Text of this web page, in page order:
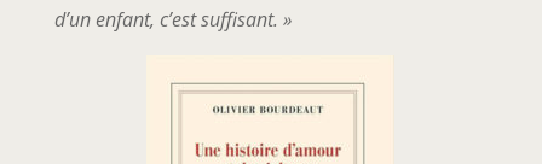
d’un enfant, c’est suffisant. »